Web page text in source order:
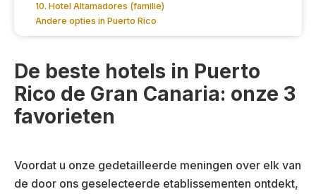
10. Hotel Altamadores (familie)
Andere opties in Puerto Rico
De beste hotels in Puerto
Rico de Gran Canaria: onze 3
favorieten
Voordat u onze gedetailleerde meningen over elk van
de door ons geselecteerde etablissementen ontdekt,